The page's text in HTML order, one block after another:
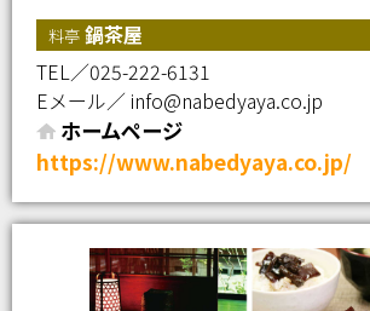
料亭 鍋茶屋
TEL／025-222-6131
Eメール／ info@nabedyaya.co.jp
ホームページ
https://www.nabedyaya.co.jp/